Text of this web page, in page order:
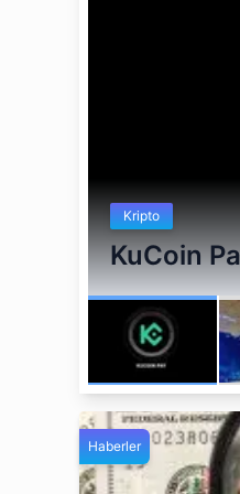
Kripto
KuCoin
Haberler